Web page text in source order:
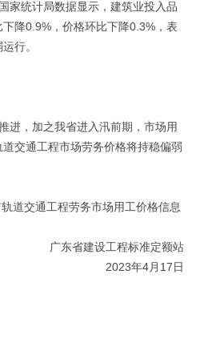
家统计局数据显示，建筑业投入品
降0.9%，价格环比下降0.3%，表
行。
进，加之我省进入汛前期，市场用
交通工程市场劳务价格将持稳偏弱
道交通工程劳务市场用工价格信息
广东省建设工程标准定额站
2023年4月17日